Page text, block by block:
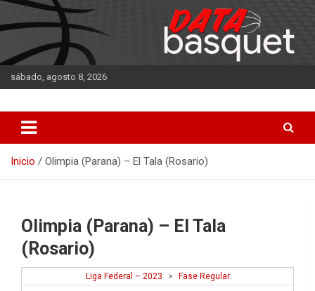
Saltar
al
contenido
sábado, agosto 8, 2026
DATA Basquet
Inicio Olimpia (Parana) – El Tala (Rosario)
Olimpia (Parana) – El Tala
(Rosario)
Liga Federal – 2023 > Fase Regular